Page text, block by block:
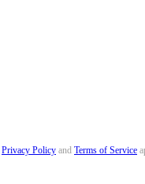
Privacy Policy and Terms of Service